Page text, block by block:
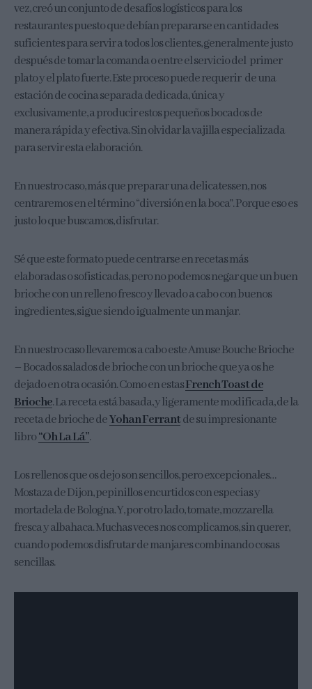
vez, creó un conjunto de desafíos logísticos para los
restaurantes puesto que debían prepararse en cantidades
suficientes para servir a todos los clientes, generalmente justo
después de tomar la comanda o entre el servicio del primer
plato y el plato fuerte. Este proceso puede requerir de una
estación de cocina separada dedicada, única y
exclusivamente, a producir estos pequeños bocados de
manera rápida y efectiva. Sin olvidar la vajilla especializada
para servir esta elaboración.
En nuestro caso, más que preparar una delicatessen, nos
centraremos en el término “diversión en la boca”. Porque eso es
justo lo que buscamos, disfrutar.
Sé que este formato puede centrarse en recetas más
elaboradas o sofisticadas, pero no podemos negar que un buen
brioche con un relleno fresco y llevado a cabo con buenos
ingredientes, sigue siendo igualmente un manjar.
En nuestro caso llevaremos a cabo este Amuse Bouche Brioche
– Bocados salados de brioche con un brioche que ya os he
dejado en otra ocasión. Como en estasFrench Toast de
Brioche. La receta está basada, y ligeramente modificada, de la
receta de brioche deYohan Ferrantde su impresionante
libro“Oh La Lá”.
Los rellenos que os dejo son sencillos, pero excepcionales…
Mostaza de Dijon, pepinillos encurtidos con especias y
mortadela de Bologna. Y, por otro lado, tomate, mozzarella
fresca y albahaca. Muchas veces nos complicamos, sin querer,
cuando podemos disfrutar de manjares combinando cosas
sencillas.